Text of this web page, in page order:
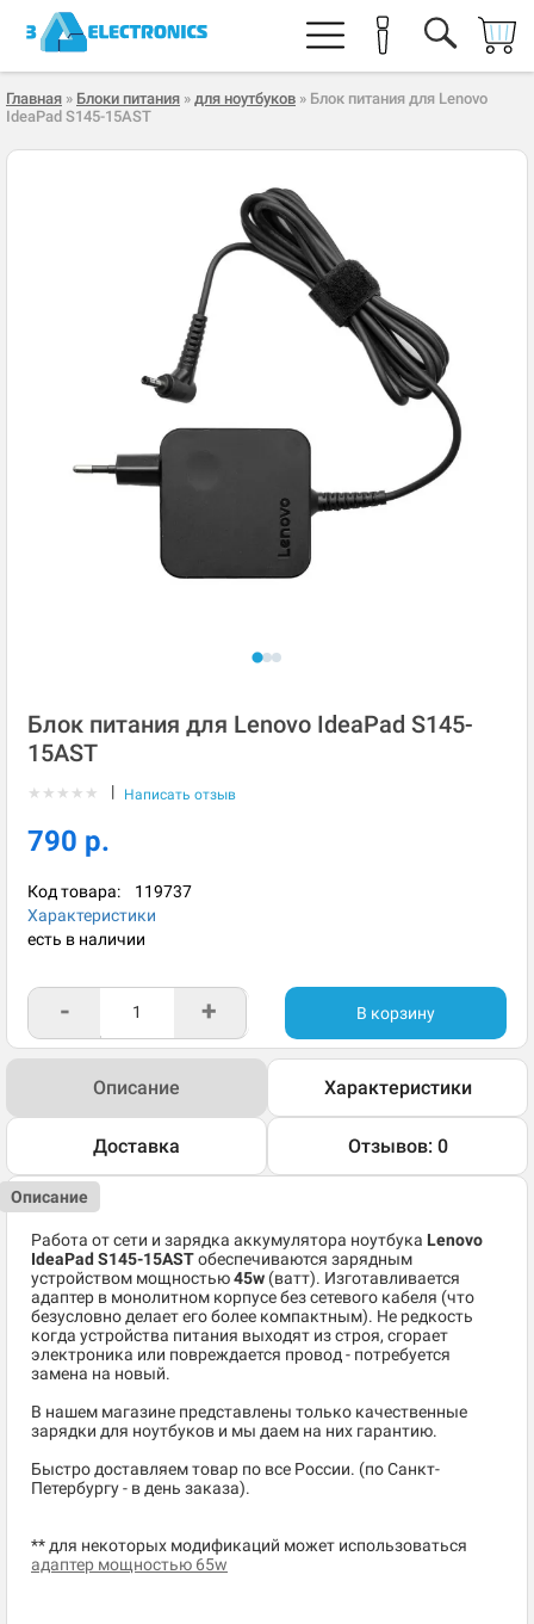
Главная » Блоки питания » для ноутбуков » Блок питания для Lenovo
IdeaPad S145-15AST
Блок питания для Lenovo IdeaPad S145-
15AST
★ ★ ★ ★ ★ | Написать отзыв
790 р.
Код товара: 119737
Характеристики
есть в наличии
- + В корзину
Описание Характеристики
Доставка Отзывов: 0
Описание
Работа от сети и зарядка аккумулятора ноутбука Lenovo
IdeaPad S145-15ASTобеспечиваются зарядным
устройством мощностью45w (ватт). Изготавливается
адаптер в монолитном корпусе без сетевого кабеля (что
безусловно делает его более компактным). Не редкость
когда устройства питания выходят из строя, сгорает
электроника или повреждается провод - потребуется
замена на новый.
В нашем магазине представлены только качественные
зарядки для ноутбуков и мы даем на них гарантию.
Быстро доставляем товар по все России. (по Санкт-
Петербургу - в день заказа).
** для некоторых модификаций может использоваться
адаптер мощностью 65w